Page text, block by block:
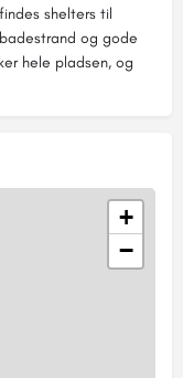
shelters til
og gode
hele pladsen, og
+
−